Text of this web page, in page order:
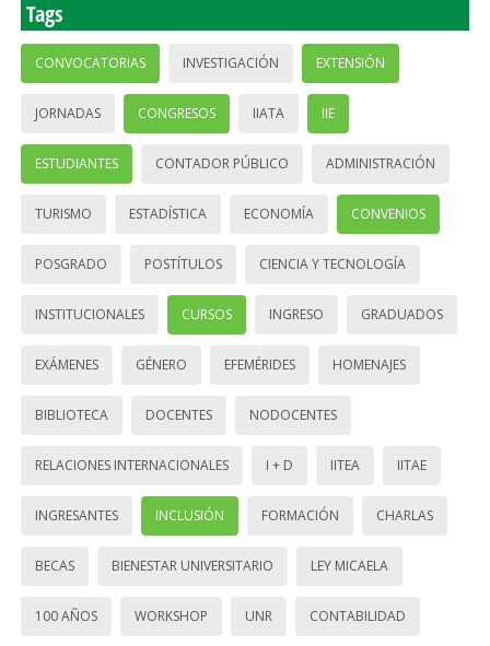
Tags
CONVOCATORIAS INVESTIGACIÓN EXTENSIÓN
JORNADAS CONGRESOS IIATA IIE
ESTUDIANTES CONTADOR PÚBLICO ADMINISTRACIÓN
TURISMO ESTADÍSTICA ECONOMÍA CONVENIOS
POSGRADO POSTÍTULOS CIENCIA Y TECNOLOGÍA
INSTITUCIONALES CURSOS INGRESO GRADUADOS
EXÁMENES GÉNERO EFEMÉRIDES HOMENAJES
BIBLIOTECA DOCENTES NODOCENTES
RELACIONES INTERNACIONALES I + D IITEA IITAE
INGRESANTES INCLUSIÓN FORMACIÓN CHARLAS
BECAS BIENESTAR UNIVERSITARIO LEY MICAELA
100 AÑOS WORKSHOP UNR CONTABILIDAD